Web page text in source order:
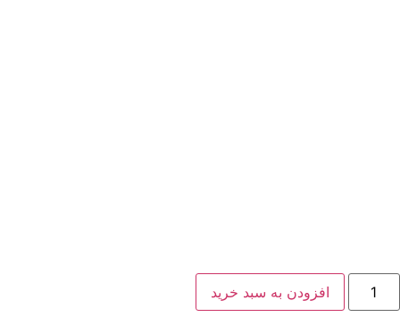
افزودن به سبد خرید